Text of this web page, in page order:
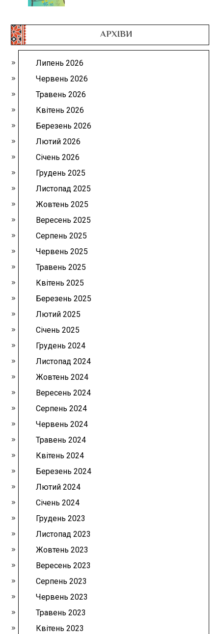
АРХІВИ
Липень 2026
Червень 2026
Травень 2026
Квітень 2026
Березень 2026
Лютий 2026
Січень 2026
Грудень 2025
Листопад 2025
Жовтень 2025
Вересень 2025
Серпень 2025
Червень 2025
Травень 2025
Квітень 2025
Березень 2025
Лютий 2025
Січень 2025
Грудень 2024
Листопад 2024
Жовтень 2024
Вересень 2024
Серпень 2024
Червень 2024
Травень 2024
Квітень 2024
Березень 2024
Лютий 2024
Січень 2024
Грудень 2023
Листопад 2023
Жовтень 2023
Вересень 2023
Серпень 2023
Червень 2023
Травень 2023
Квітень 2023